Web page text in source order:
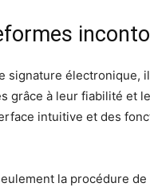
signature électronique,
grâce à leur fiabilité et
intuitive et des
la procédure